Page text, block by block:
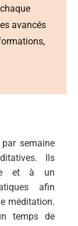
avancés
semaine
Ils
et à un
afin
méditation.
temps de